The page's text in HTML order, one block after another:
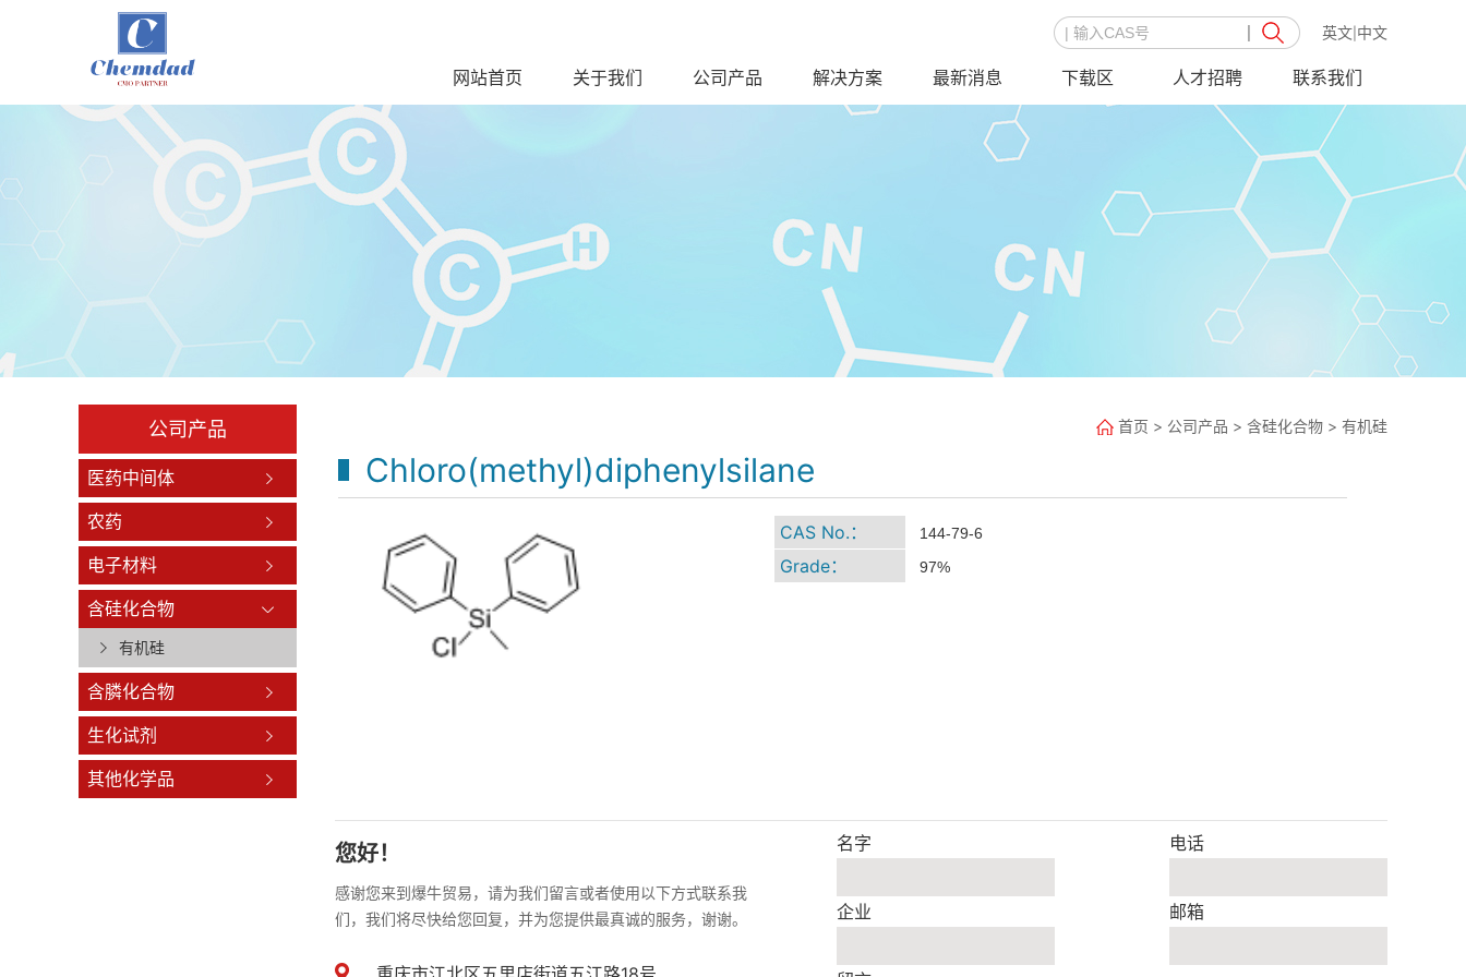
英文 中文
网站首页 关于我们 公司产品 解决方案 最新消息 下载区 人才招聘 联系我们
公司产品
医药中间体
农药
电子材料
含硅化合物
有机硅
含膦化合物
生化试剂
其他化学品
首页 > 公司产品 > 含硅化合物 > 有机硅
Chloro(methyl)diphenylsilane
CAS No.： 144-79-6
Grade： 97%
您好！
感谢您来到爆牛贸易，请为我们留言或者使用以下方式联系我
们，我们将尽快给您回复，并为您提供最真诚的服务，谢谢。
名字 电话
企业 邮箱